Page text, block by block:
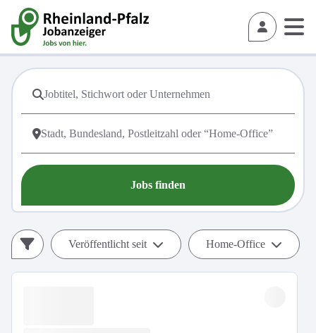
Jobs finden
Veröffentlicht seit Home-Office